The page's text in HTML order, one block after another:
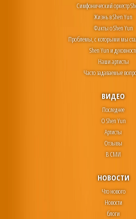
Симфонический оркестр
Жизнь в Shen Yun
Факты о Shen Yun
Проблемы, с которыми мы
Shen Yun и
Наши артисты
Часто задаваемые
ВИДЕО
Последнее
О Shen Yun
Артисты
Отзывы
В СМИ
НОВОСТИ
Что нового
Новости
блоги